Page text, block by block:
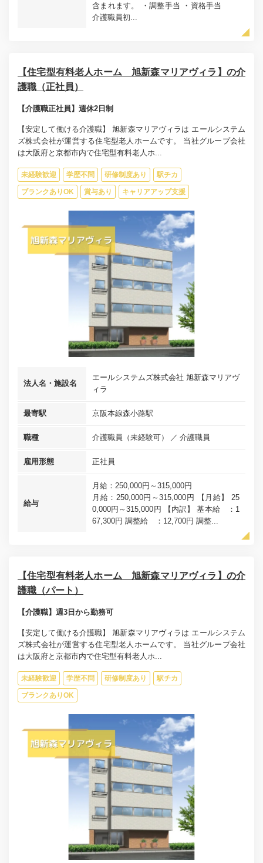
含まれます。 ・調整手当 ・資格手当
介護職員初...
【住宅型有料老人ホーム 旭新森マリアヴィラ】の介
護職（正社員）
【介護職正社員】週休2日制
【安定して働ける介護職】 旭新森マリアヴィラは エールシステム
ズ株式会社が運営する住宅型老人ホームです。 当社グループ会社
は大阪府と京都市内で住宅型有料老人ホ...
未経験歓迎 学歴不問 研修制度あり 駅チカ
ブランクありOK 賞与あり キャリアアップ支援
法人名・施設名
エールシステムズ株式会社 旭新森マリアヴ
ィラ
最寄駅 京阪本線森小路駅
職種 介護職員（未経験可） 介護職員
雇用形態 正社員
給与
月給：250,000円～315,000円
月給：250,000円～315,000円 【月給】 25
0,000円～315,000円 【内訳】 基本給 ：1
67,300円 調整給 ：12,700円 調整...
【住宅型有料老人ホーム 旭新森マリアヴィラ】の介
護職（パート）
【介護職】週3日から勤務可
【安定して働ける介護職】 旭新森マリアヴィラは エールシステム
ズ株式会社が運営する住宅型老人ホームです。 当社グループ会社
は大阪府と京都市内で住宅型有料老人ホ...
未経験歓迎 学歴不問 研修制度あり 駅チカ
ブランクありOK